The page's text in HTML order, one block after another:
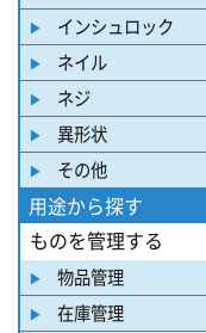
インシュロック
ネイル
ネジ
異形状
その他
用途から探す
ものを管理する
物品管理
在庫管理